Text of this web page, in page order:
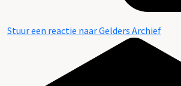
Stuur een reactie naar Gelders Archief